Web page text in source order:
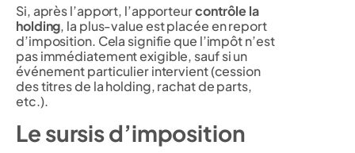
Si, après l’apport, l’apporteurcontrôle la
holding, la plus-value est placée en report
d’imposition. Cela signifie que l’impôt n’est
pas immédiatement exigible, sauf si un
événement particulier intervient (cession
des titres de la holding, rachat de parts,
etc.).
Le sursis d’imposition